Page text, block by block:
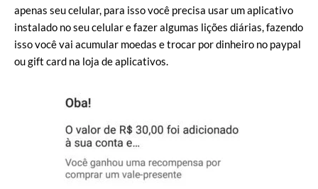
apenas seu celular, para isso você precisa usar um aplicativo
instalado no seu celular e fazer algumas lições diárias, fazendo
isso você vai acumular moedas e trocar por dinheiro no paypal
ou gift card na loja de aplicativos.